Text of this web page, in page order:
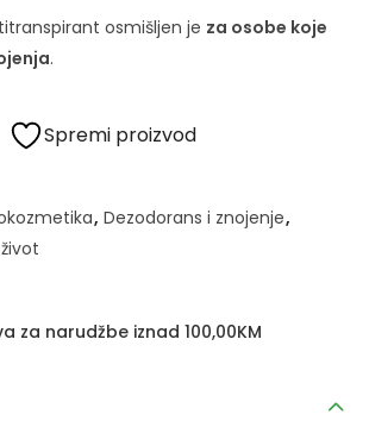
osmišljen je za osobe koje
.
Spremi proizvod
, Dezodorans i znojenje,
za narudžbe iznad 100,00KM